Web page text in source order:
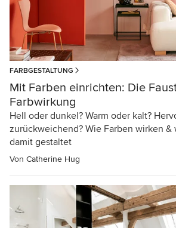
FARBGESTALTUNG
Mit Farben einrichten: Die
Farbwirkung
Hell oder dunkel? Warm oder kalt?
zurückweichend? Wie Farben wirken &
damit gestaltet
Von Catherine Hug